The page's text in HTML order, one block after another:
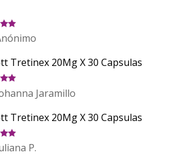
5
Tretinex 20Mg X 30 Capsulas
5
Jaramillo
Tretinex 20Mg X 30 Capsulas
5
P.